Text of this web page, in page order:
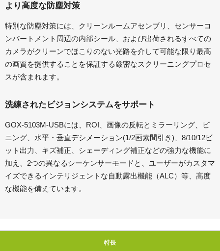
より高度な防塵対策
特別な防塵対策には、クリーンルームアセンブリ、センサーコ
ンパートメント周辺の内部シール、および出荷されるすべての
カメラがクリーンでほこりのない光路を介して可能な限り最高
の画質を提供することを保証する厳密なスクリーニングプロセ
スが含まれます。
洗練されたビジョンシステムをサポート
GOX-5103M-USBには、ROI、画像の反転とミラーリング、ビ
ニング、水平・垂直デシメーション(1/2画素間引き)、8/10/12ビ
ット出力、キズ補正、シェーディング補正などの強力な機能に
加え、2つの異なるシーケンサーモードと、ユーザーがカスタマ
イズできるインテリジェントな自動露出機能（ALC）等、高度
な機能を備えています。
特長